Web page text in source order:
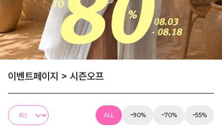
이벤트페이지 > 시즌오프
ALL ~90% ~70% ~55%